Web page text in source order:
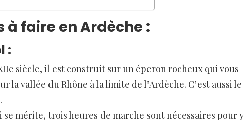
à faire en Ardèche :
:
siècle, il est construit sur un éperon rocheux qui vous
la vallée du Rhône à la limite de l’Ardèche. C’est aussi le
mérite, trois heures de marche sont nécessaires pour y